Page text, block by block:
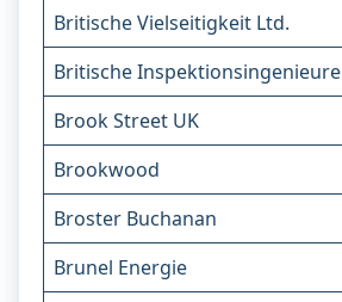
Britische Vielseitigkeit Ltd.
Britische Inspektionsingenieure
Brook Street UK
Brookwood
Broster Buchanan
Brunel Energie